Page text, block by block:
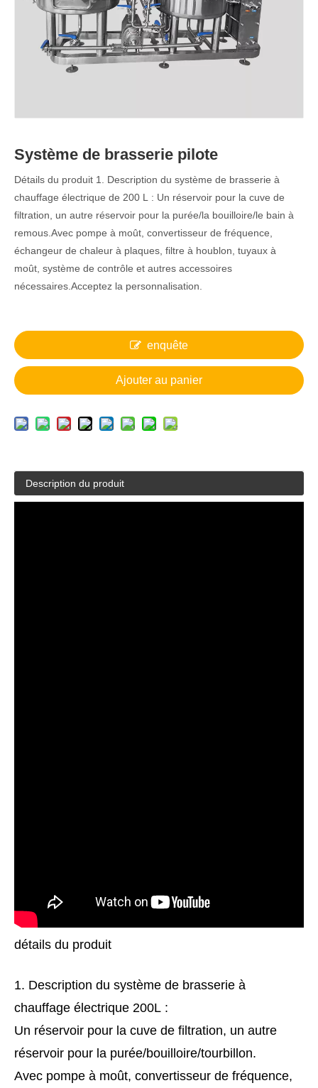
Système de brasserie pilote
Détails du produit 1. Description du système de brasserie à
chauffage électrique de 200 L : Un réservoir pour la cuve de
filtration, un autre réservoir pour la purée/la bouilloire/le bain à
remous.Avec pompe à moût, convertisseur de fréquence,
échangeur de chaleur à plaques, filtre à houblon, tuyaux à
moût, système de contrôle et autres accessoires
nécessaires.Acceptez la personnalisation.
enquête
Ajouter au panier
Description du produit
détails du produit
1. Description du système de brasserie à
chauffage électrique 200L :
Un réservoir pour la cuve de filtration, un autre
réservoir pour la purée/bouilloire/tourbillon.
Avec pompe à moût, convertisseur de fréquence,